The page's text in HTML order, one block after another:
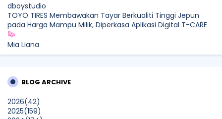
dboystudio
TOYO TIRES Membawakan Tayar Berkualiti Tinggi Jepun
pada Harga Mampu Milik, Diperkasa Aplikasi Digital T-CARE
Mia Liana
Trafik Blog Masih Maintain Walaupun Blog Tiada Update
Best New Apps of 2026: 8 Fresh Downloads Worth Trying
BLOG ARCHIVE
2026(42)
2025(159)